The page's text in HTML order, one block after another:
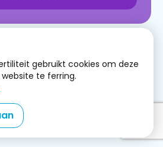
Inloggen
Registreren
gebruikt cookies om deze
te ferring.